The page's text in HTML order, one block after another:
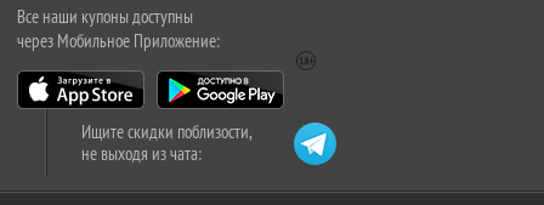
Все наши купоны доступны
через Мобильное Приложение:
Ищите скидки поблизости,
не выходя из чата: